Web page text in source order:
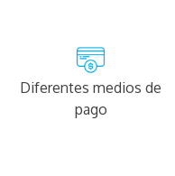
Diferentes medios de
pago